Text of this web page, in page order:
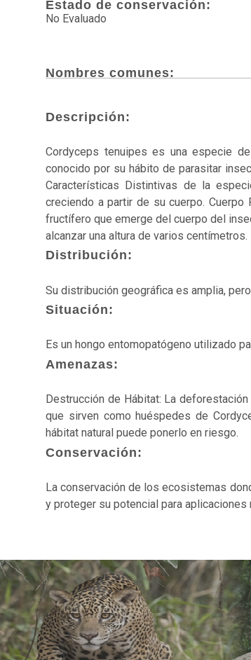
Estado de conservación:
No Evaluado
Nombres comunes:
Descripción:
Cordyceps tenuipes es una especie
conocido por su hábito de parasitar
Características Distintivas de la
creciendo a partir de su cuerpo.
fructífero que emerge del cuerpo del
alcanzar una altura de varios centímetros.
Distribución:
Su distribución geográfica es amplia,
Situación:
Es un hongo entomopatógeno utilizado
Amenazas:
Destrucción de Hábitat: La
que sirven como huéspedes de
hábitat natural puede ponerlo en riesgo.
Conservación:
La conservación de los ecosistemas
y proteger su potencial para